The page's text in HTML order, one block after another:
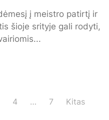
į meistro patirtį ir
šioje srityje gali rodyti,
4 … 7 Kitas